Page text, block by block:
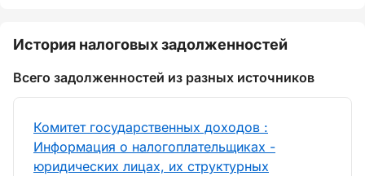
История налоговых задолженностей
Всего задолженностей из разных источников
Комитет государственных доходов :
Информация о налогоплательщиках -
юридических лицах, их структурных